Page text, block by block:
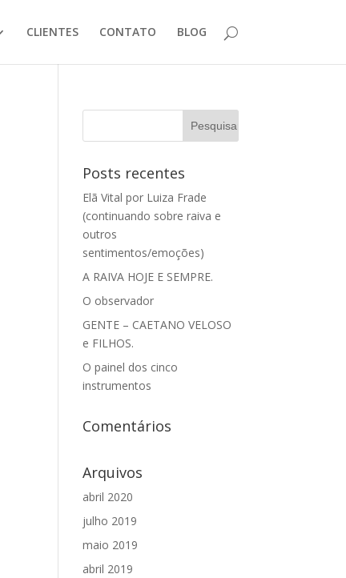
CLIENTES CONTATO BLOG
Posts recentes
Elã Vital por Luiza Frade
(continuando sobre raiva e
outros
sentimentos/emoções)
A RAIVA HOJE E SEMPRE.
O observador
GENTE – CAETANO VELOSO
e FILHOS.
O painel dos cinco
instrumentos
Comentários
Arquivos
abril 2020
julho 2019
maio 2019
abril 2019